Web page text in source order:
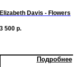
Elizabeth Davis - Flowers
3 500 р.
Подробнее